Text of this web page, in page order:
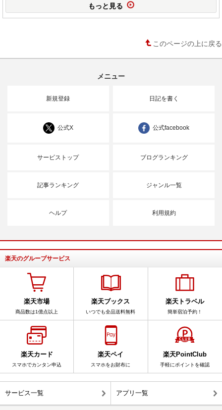
もっと見る
このページの上に戻る
メニュー
新規登録 日記を書く
公式X 公式facebook
サービストップ ブログランキング
記事ランキング ジャンル一覧
ヘルプ 利用規約
楽天のグループサービス
楽天市場
商品数は1億点以上
楽天ブックス
いつでも全品送料無料
楽天トラベル
簡単宿泊予約！
楽天カード
スマホでカンタン申込
楽天ペイ
スマホをお財布に
楽天PointClub
手軽にポイントを確認
サービス一覧 アプリ一覧